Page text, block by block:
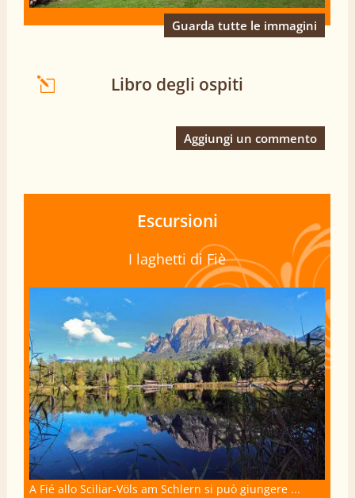
Guarda tutte le immagini
Libro degli ospiti
Aggiungi un commento
Escursioni
I laghetti di Fiè
A Fié allo Sciliar-Völs am Schlern si può giungere ...